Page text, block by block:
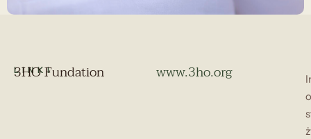
LINKI
3HO Fundation www.3ho.org
o